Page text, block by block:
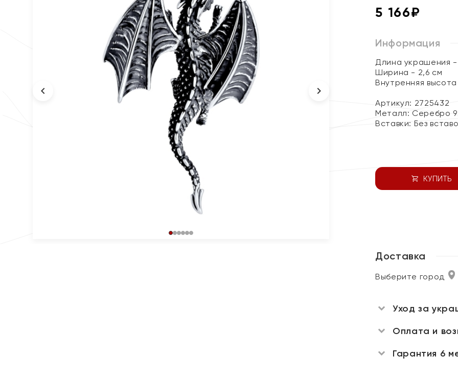
5 166₽
Информация
Длина украшения -
Ширина - 2,6 см
Внутренняя
Артикул: 2725432
Металл: Серебро
Вставки: Без
КУПИТЬ
Доставка
Выберите город
Уход за
Оплата и
Гарантия 6